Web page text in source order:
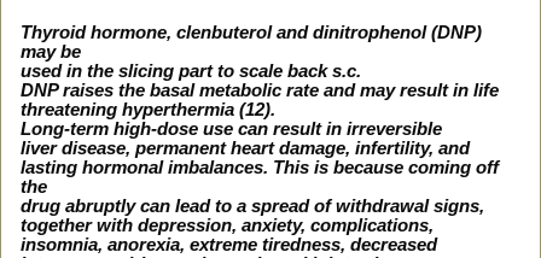
Thyroid hormone, clenbuterol and dinitrophenol (DNP)
may be
used in the slicing part to scale back s.c.
DNP raises the basal metabolic rate and may result in life
threatening hyperthermia (12).
Long‑term high‑dose use can result in irreversible
liver disease, permanent heart damage, infertility, and
lasting hormonal imbalances. This is because coming off
the
drug abruptly can lead to a spread of withdrawal signs,
together with depression, anxiety, complications,
insomnia, anorexia, extreme tiredness, decreased